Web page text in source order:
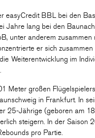
easyCredit BBL bei den
Jahre lang bei den
unter anderem
er sich
Weiterentwicklung im
Meter großen
in Frankfurt. In
25-Jährige (geboren am
steigern. In der
pro Partie.